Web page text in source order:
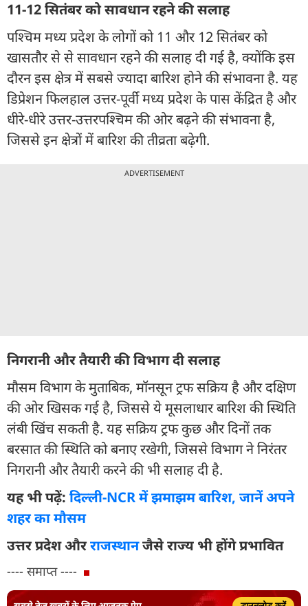
11-12 सितंबर को सावधान रहने की सलाह
पश्चिम मध्य प्रदेश के लोगों को 11 और 12 सितंबर को
खासतौर से से सावधान रहने की सलाह दी गई है, क्योंकि इस
दौरन इस क्षेत्र में सबसे ज्यादा बारिश होने की संभावना है. यह
डिप्रेशन फिलहाल उत्तर-पूर्वी मध्य प्रदेश के पास केंद्रित है और
धीरे-धीरे उत्तर-उत्तरपश्चिम की ओर बढ़ने की संभावना है,
जिससे इन क्षेत्रों में बारिश की तीव्रता बढ़ेगी.
ADVERTISEMENT
निगरानी और तैयारी की विभाग दी सलाह
मौसम विभाग के मुताबिक, मॉनसून ट्रफ सक्रिय है और दक्षिण
की ओर खिसक गई है, जिससे ये मूसलाधार बारिश की स्थिति
लंबी खिंच सकती है. यह सक्रिय ट्रफ कुछ और दिनों तक
बरसात की स्थिति को बनाए रखेगी, जिससे विभाग ने निरंतर
निगरानी और तैयारी करने की भी सलाह दी है.
यह भी पढ़ें: दिल्ली-NCR में झमाझम बारिश, जानें अपने
शहर का मौसम
उत्तर प्रदेश औरराजस्थानजैसे राज्य भी होंगे प्रभावित
---- समाप्त ----